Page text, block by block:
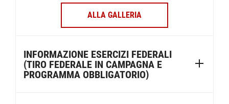
ALLA GALLERIA
INFORMAZIONE ESERCIZI FEDERALI
(TIRO FEDERALE IN CAMPAGNA E
PROGRAMMA OBBLIGATORIO)